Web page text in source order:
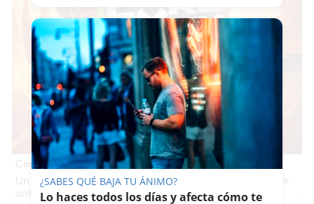
Corepunk MMORPG
Un verdadero MMORPG de la vieja escuela ¡Cómo los de
antes, pero mejor!
¿SABES QUÉ BAJA TU ÁNIMO?
Lo haces todos los días y afecta cómo te